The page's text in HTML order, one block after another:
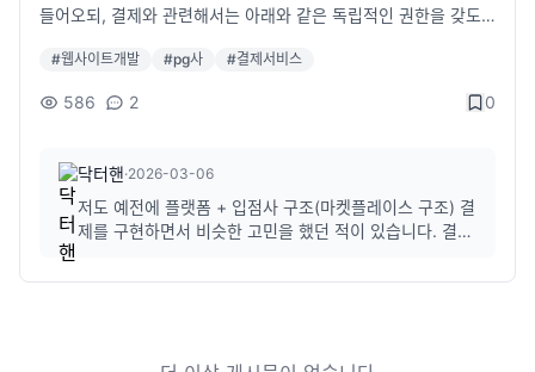
들어오되, 결제와 관련해서는 아래와 같은 독립적인 권한을 갖도
랫폼 통합 결제가 아니라, 기관마다 각자의 결제창(모듈)을 통해
수강생 결제를 받고 싶습니다.• 입점사 직접 취소 권한: 수강생이
행(PG)이나 정산 대행 서비스를 통해 정산 구조는 간소화하고 싶
습니다.2. 고민 중인 부분:• 최근 이니시스 등에 문의해 보니 '지급
대행' 서비스에서도 하위 몰이 직접 결제를 취소하거나 독립적인
관리 권한을 갖는 것은 어렵다는 답변을 받았습니다. (결제창 생성
이 저희 플랫폼 기준으로만 된다고 하네요.)• 혹시 토스페이먼츠,
#웹사이트개발 #pg사 #결제서비스
586 2 0
닥터핸·2026-03-06
저도 예전에 플랫폼 + 입점사 구조(마켓플레이스 구조) 결
제를 구현하면서 비슷한 고민을 했던 적이 있습니다. 결론
는 거의 불가능하고, "마켓플레이스 / 지급대행 구조"로